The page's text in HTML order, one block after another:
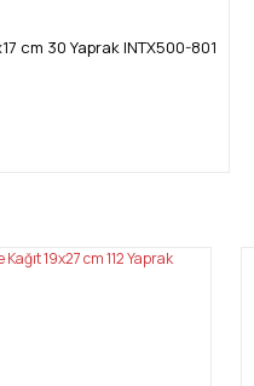
cm 30 Yaprak INTX500-801